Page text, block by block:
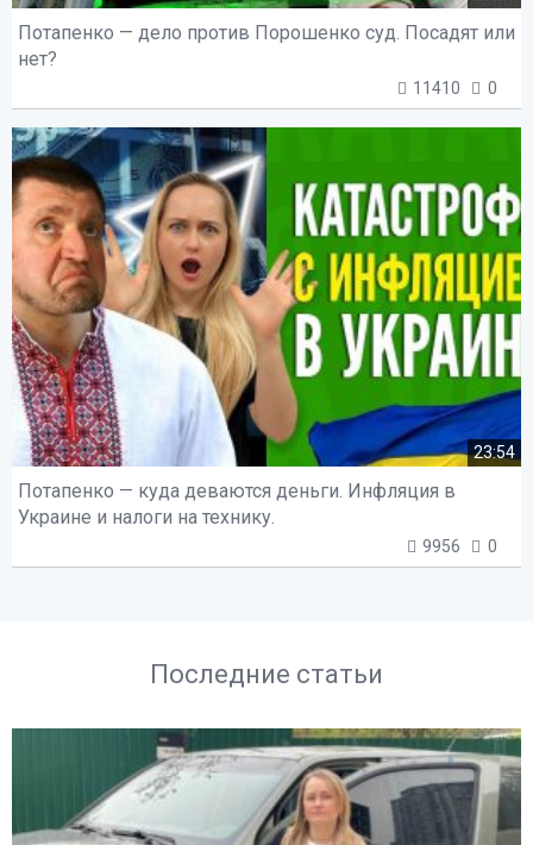
Потапенко — дело против Порошенко суд. Посадят или
нет?
11410 0
23:54
Потапенко — куда деваются деньги. Инфляция в
Украине и налоги на технику.
9956 0
Последние статьи